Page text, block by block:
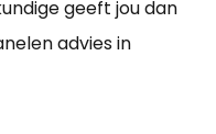
geeft jou dan
advies in